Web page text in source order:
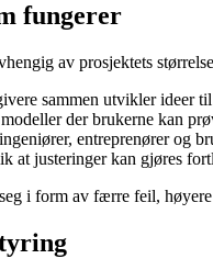
fungerer
av prosjektets
sammen utvikler ideer
der brukerne kan
entreprenører og
at justeringer kan gjøres
i form av færre feil,